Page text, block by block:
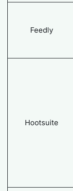
Feedly
Hootsuite